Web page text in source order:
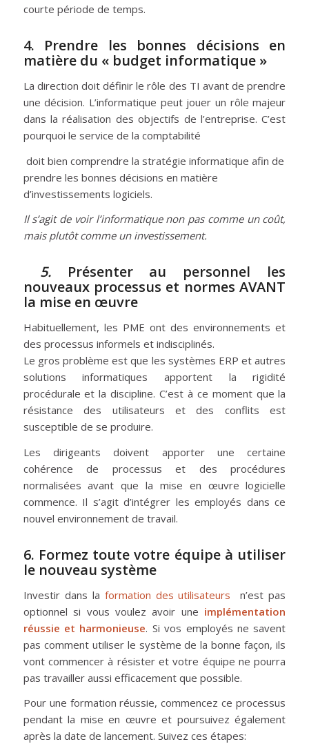
courte période de temps.
4. Prendre les bonnes décisions en
matière du « budget informatique »
La direction doit définir le rôle des TI avant de prendre
une décision. L’informatique peut jouer un rôle majeur
dans la réalisation des objectifs de l’entreprise. C’est
pourquoi le service de la comptabilité
doit bien comprendre la stratégie informatique afin de
prendre les bonnes décisions en matière
d’investissements logiciels.
Il s’agit de voir l’informatique non pas comme un coût,
mais plutôt comme un investissement.
5. Présenter au personnel les
nouveaux processus et normes AVANT
la mise en œuvre
Habituellement, les PME ont des environnements et
des processus informels et indisciplinés.
Le gros problème est que les systèmes ERP et autres
solutions informatiques apportent la rigidité
procédurale et la discipline. C’est à ce moment que la
résistance des utilisateurs et des conflits est
susceptible de se produire.
Les dirigeants doivent apporter une certaine
cohérence de processus et des procédures
normalisées avant que la mise en œuvre logicielle
commence. Il s’agit d’intégrer les employés dans ce
nouvel environnement de travail.
6. Formez toute votre équipe à utiliser
le nouveau système
Investir dans la formation des utilisateurs
n’est pas
optionnel si vous voulez avoir une implémentation
réussie et harmonieuse. Si vos employés ne savent
pas comment utiliser le système de la bonne façon, ils
vont commencer à résister et votre équipe ne pourra
pas travailler aussi efficacement que possible.
Pour une formation réussie, commencez ce processus
pendant la mise en œuvre et poursuivez également
après la date de lancement. Suivez ces étapes: